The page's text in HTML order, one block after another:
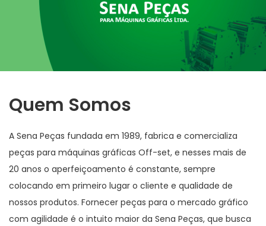
Quem Somos
A Sena Peças fundada em 1989, fabrica e comercializa
peças para máquinas gráficas Off-set, e nesses mais de
20 anos o aperfeiçoamento é constante, sempre
colocando em primeiro lugar o cliente e qualidade de
nossos produtos. Fornecer peças para o mercado gráfico
com agilidade é o intuito maior da Sena Peças, que busca